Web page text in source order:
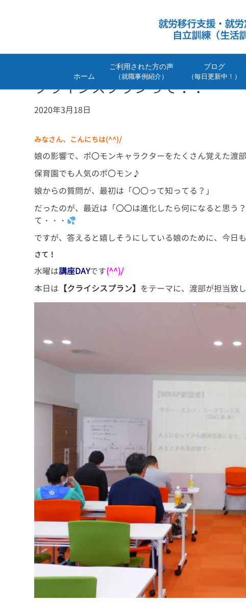
ホーム
ご利用された方の声
（就職事例紹介）
ブログ
（毎日更新中！）
クライシスプランって！？
2020年3月18日
みなさん、こんにちは(^^)/
娘の影響で、ポ〇モンキャラクターをたくさん覚えた渡
保育園でも人気のポ〇モン♪
娘からの質問が、最初は「〇〇って知ってる？」
だったのが、最近は「〇〇は進化したら何になると思う
て・・・
ですが、答えると嬉しそうにしている娘のために、今日
さて！
水曜は講座DAYです(^^)/
本日は 【クライシスプラン】 をテーマに、渡部が担当致し